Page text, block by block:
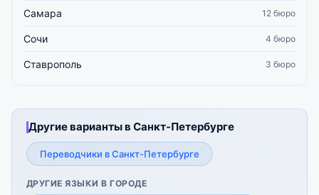
Самара 12 бюро
Сочи 4 бюро
Ставрополь 3 бюро
Другие варианты в Санкт-Петербурге
Переводчики в Санкт-Петербурге
ДРУГИЕ ЯЗЫКИ В ГОРОДЕ